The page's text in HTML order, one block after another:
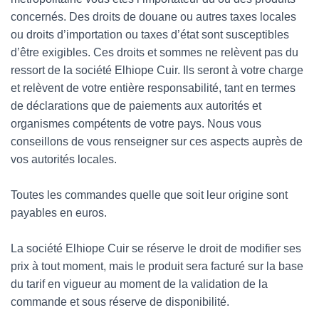
concernés. Des droits de douane ou autres taxes locales
ou droits d’importation ou taxes d’état sont susceptibles
d’être exigibles. Ces droits et sommes ne relèvent pas du
ressort de la société Elhiope Cuir. Ils seront à votre charge
et relèvent de votre entière responsabilité, tant en termes
de déclarations que de paiements aux autorités et
organismes compétents de votre pays. Nous vous
conseillons de vous renseigner sur ces aspects auprès de
vos autorités locales.
Toutes les commandes quelle que soit leur origine sont
payables en euros.
La société Elhiope Cuir se réserve le droit de modifier ses
prix à tout moment, mais le produit sera facturé sur la base
du tarif en vigueur au moment de la validation de la
commande et sous réserve de disponibilité.